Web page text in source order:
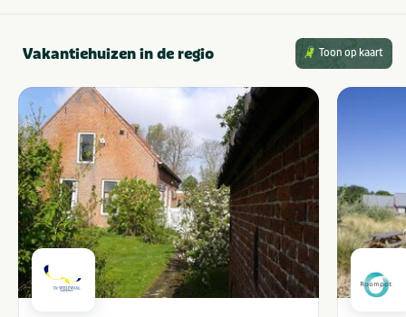
Vakantiehuizen in de regio Toon op kaart